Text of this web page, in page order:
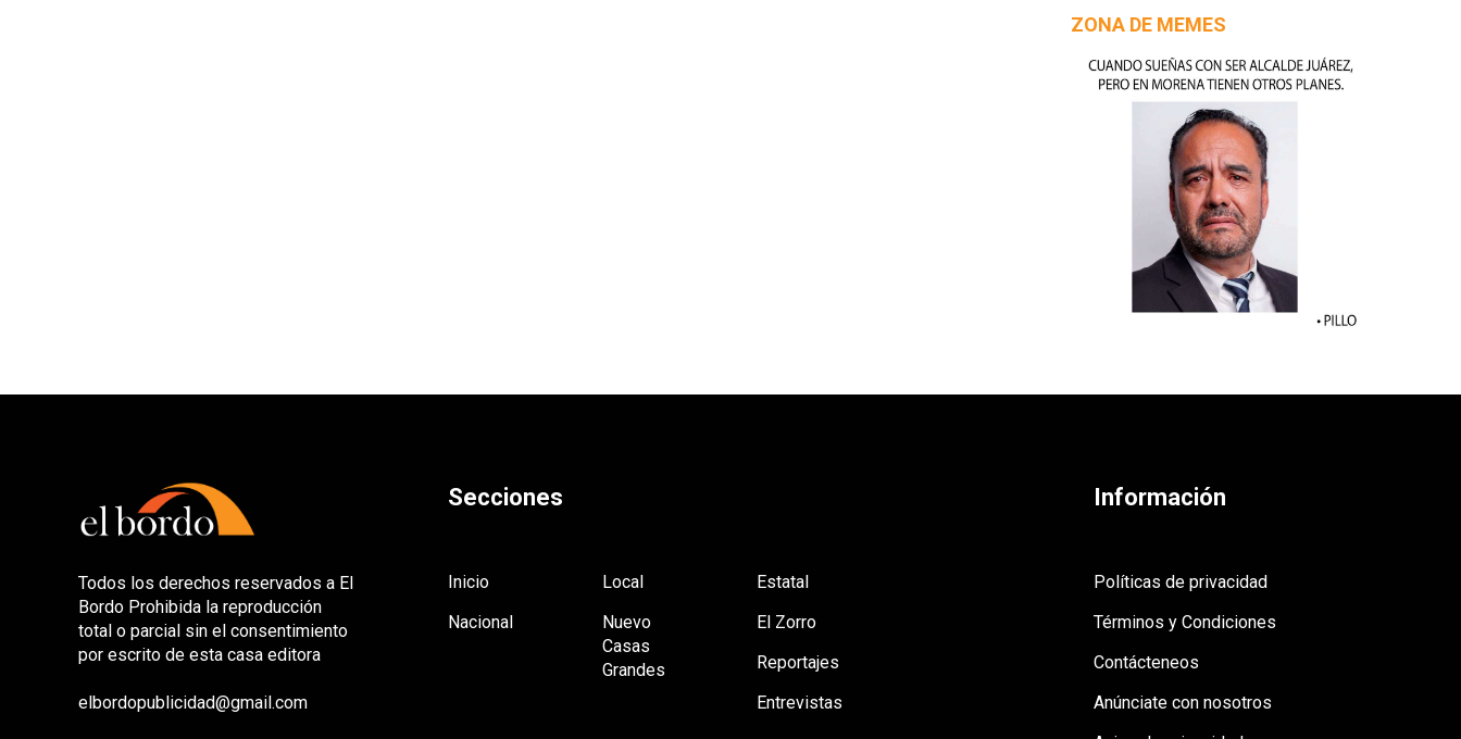
ZONA DE MEMES
Todos los derechos reservados a El
Bordo Prohibida la reproducción
total o parcial sin el consentimiento
por escrito de esta casa editora
elbordopublicidad@gmail.com
Secciones
Inicio Local
Estatal
Nacional
Nuevo
Casas
Grandes
El Zorro
Reportajes
Entrevistas
Información
Políticas de privacidad
Términos y Condiciones
Contácteneos
Anúnciate con nosotros